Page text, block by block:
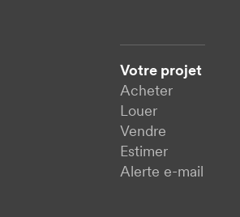
Votre projet
Acheter
Louer
Vendre
Estimer
Alerte e-mail